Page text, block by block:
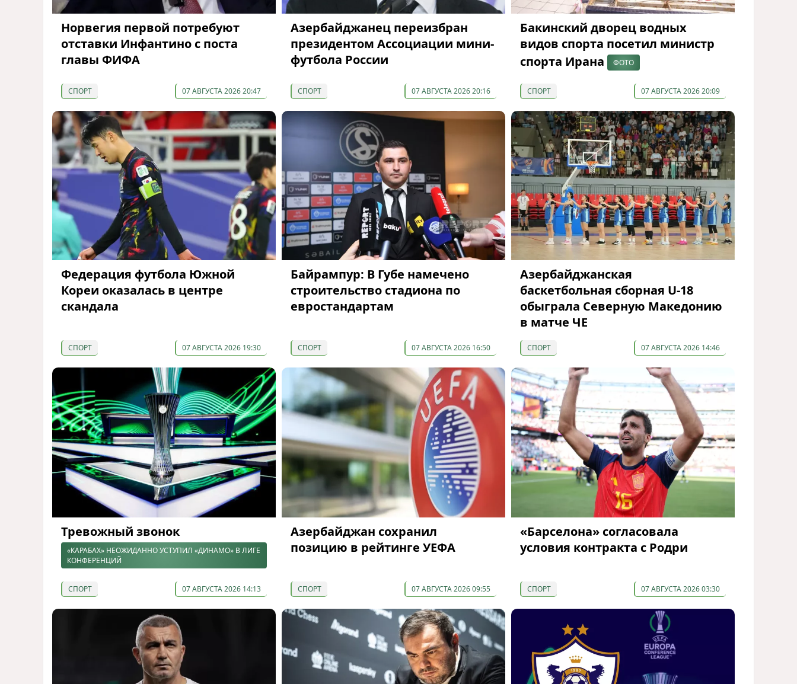
Норвегия первой потребуют
отставки Инфантино с поста
главы ФИФА
СПОРТ 07 АВГУСТА 2026 20:47
Азербайджанец переизбран
президентом Ассоциации мини-
футбола России
СПОРТ 07 АВГУСТА 2026 20:16
Бакинский дворец водных
видов спорта посетил министр
спорта Ирана
ФОТО
СПОРТ 07 АВГУСТА 2026 20:09
Федерация футбола Южной
Кореи оказалась в центре
скандала
СПОРТ 07 АВГУСТА 2026 19:30
Байрампур: В Губе намечено
строительство стадиона по
евростандартам
СПОРТ 07 АВГУСТА 2026 16:50
Азербайджанская
баскетбольная сборная U-18
обыграла Северную Македонию
в матче ЧЕ
СПОРТ 07 АВГУСТА 2026 14:46
Тревожный звонок
«КАРАБАХ» НЕОЖИДАННО УСТУПИЛ «ДИНАМО» В ЛИГЕ
КОНФЕРЕНЦИЙ
СПОРТ 07 АВГУСТА 2026 14:13
Азербайджан сохранил
позицию в рейтинге УЕФА
СПОРТ 07 АВГУСТА 2026 09:55
«Барселона» согласовала
условия контракта с Родри
СПОРТ 07 АВГУСТА 2026 03:30